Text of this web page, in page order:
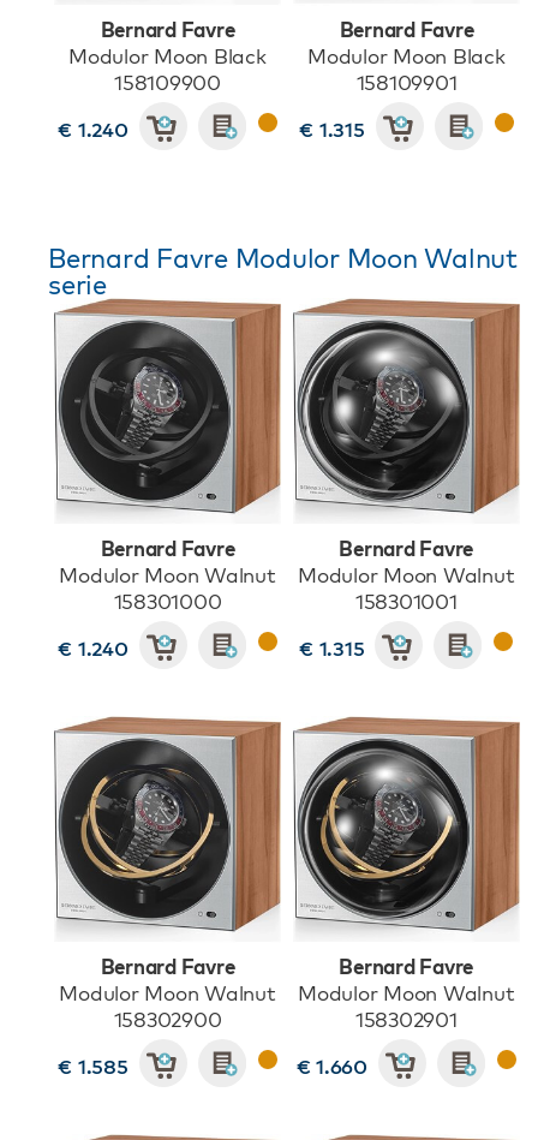
Bernard Favre
Modulor Moon Black
158109900
€ 1.240
Bernard Favre
Modulor Moon Black
158109901
€ 1.315
Bernard Favre Modulor Moon Walnut
serie
Bernard Favre
Modulor Moon Walnut
158301000
€ 1.240
Bernard Favre
Modulor Moon Walnut
158301001
€ 1.315
Bernard Favre
Modulor Moon Walnut
158302900
€ 1.585
Bernard Favre
Modulor Moon Walnut
158302901
€ 1.660